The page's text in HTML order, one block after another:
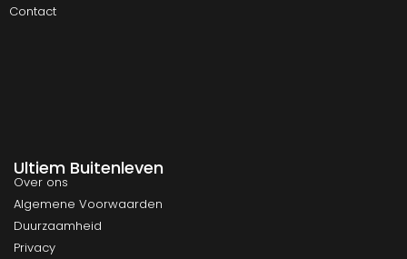
Contact
Ultiem Buitenleven
Over ons
Algemene Voorwaarden
Duurzaamheid
Privacy